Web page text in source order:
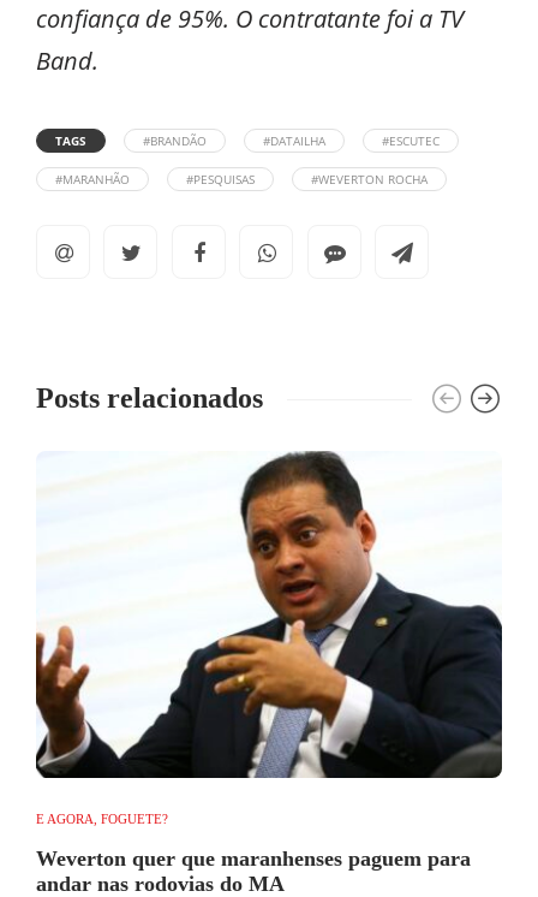
confiança de 95%. O contratante foi a TV
Band.
TAGS #BRANDÃO #DATAILHA #ESCUTEC
#MARANHÃO #PESQUISAS #WEVERTON ROCHA
Posts relacionados
E AGORA, FOGUETE?
Weverton quer que maranhenses paguem para
andar nas rodovias do MA